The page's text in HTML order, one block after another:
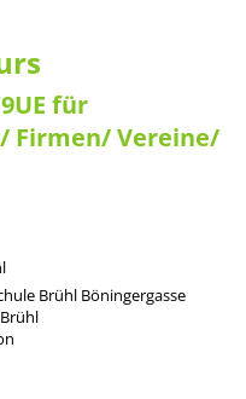
für
Firmen/ Vereine/
Brühl Böningergasse